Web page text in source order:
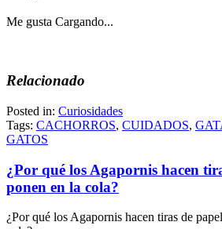
Me gusta Cargando...
Relacionado
Posted in: Curiosidades
Tags: CACHORROS, CUIDADOS,
GATOS
¿Por qué los Agapornis hacen
ponen en la cola?
¿Por qué los Agapornis hacen tiras de